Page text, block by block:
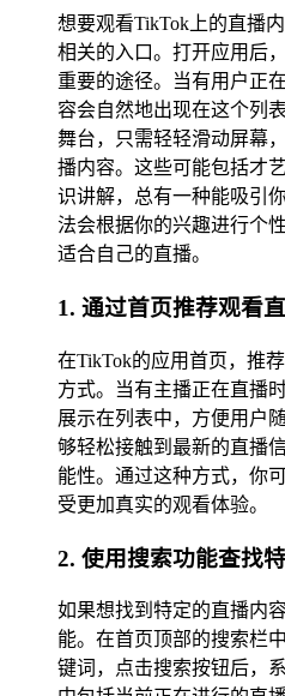
想要观看TikTok上的直播
相关的入口。打开应用后
重要的途径。当有用户正
容会自然地出现在这个列
舞台，只需轻轻滑动屏幕
播内容。这些可能包括才
识讲解，总有一种能吸引
法会根据你的兴趣进行个
适合自己的直播。
1. 通过首页推荐观看
在TikTok的应用首页，推
方式。当有主播正在直播
展示在列表中，方便用户
够轻松接触到最新的直播
能性。通过这种方式，你
受更加真实的观看体验。
2. 使用搜索功能查找
如果想找到特定的直播内
能。在首页顶部的搜索栏
键词，点击搜索按钮后，